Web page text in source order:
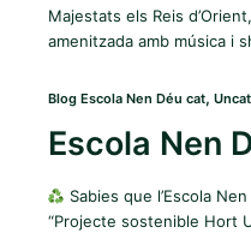
Majestats els Reis
amenitzada amb música i
Blog Escola Nen Déu cat,
Escola Nen
Sabies que l’Escola
“Projecte sostenible Hort